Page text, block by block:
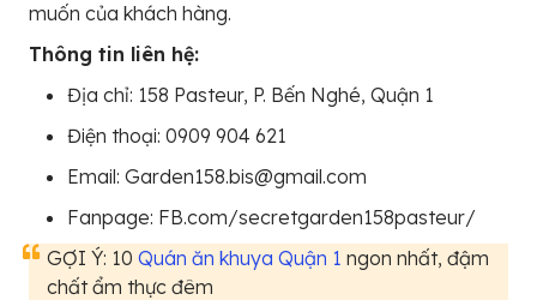
muốn của khách hàng.
Thông tin liên hệ:
Địa chỉ: 158 Pasteur, P. Bến Nghé, Quận 1
Điện thoại: 0909 904 621
Email: Garden158.bis@gmail.com
Fanpage: FB.com/secretgarden158pasteur/
GỢI Ý: 10 Quán ăn khuya Quận 1 ngon nhất, đậm
chất ẩm thực đêm